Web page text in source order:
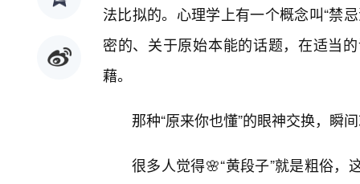
法比拟的。心理学上有一个概念叫“禁
密的、关于原始本能的话题，在适当
藉。
那种“原来你也懂”的眼神交换，瞬
很多人觉得🌸“黄段子”就是粗俗